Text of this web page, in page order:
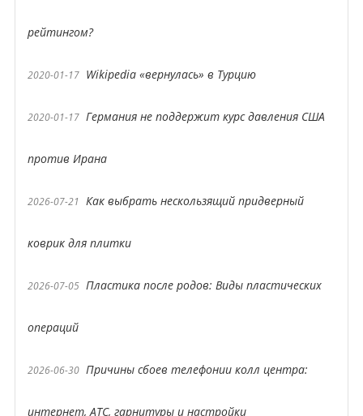
рейтингом?
2020-01-17 Wikipedia «вернулась» в Турцию
2020-01-17 Германия не поддержит курс давления США
против Ирана
2026-07-21 Как выбрать нескользящий придверный
коврик для плитки
2026-07-05 Пластика после родов: Виды пластических
операций
2026-06-30 Причины сбоев телефонии колл центра:
интернет, АТС, гарнитуры и настройки